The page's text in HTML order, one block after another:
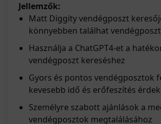
Jellemzők:
Matt Diggity vendégposzt
könnyebben találhat
Használja a ChatGPT4-et a
vendégposzt kereséshez
Gyors és pontos vendégposztok
kevesebb idő és erőfeszítés
Személyre szabott ajánlások a
vendégposztok megtalálásához